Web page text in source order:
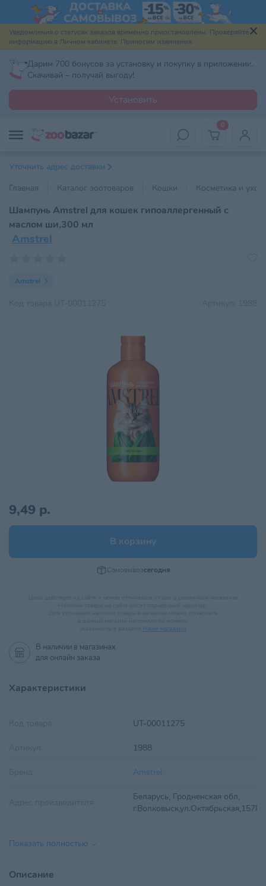
Уведомления о статусах заказов временно приостановлены. Проверяйте
информацию в Личном кабинете. Приносим извинения.
Дарим 700 бонусов за установку и покупку в приложении.
Скачивай – получай выгоду!
Установить
0
Уточнить адрес доставки
Главная
Каталог зоотоваров Кошки Косметика и уход
Шампунь Amstrel для кошек гипоаллергенный с
маслом ши,300 мл
Amstrel
Amstrel
9,49 р.
В корзину
Самовывозсегодня
Наши магазины.
В наличии в магазинах
для онлайн заказа
Характеристики
UT-00011275
1988
Amstrel
Беларусь, Гродненская обл,
г.Волковыск,ул.Октябрьская,157Р
Показать полностью
Описание